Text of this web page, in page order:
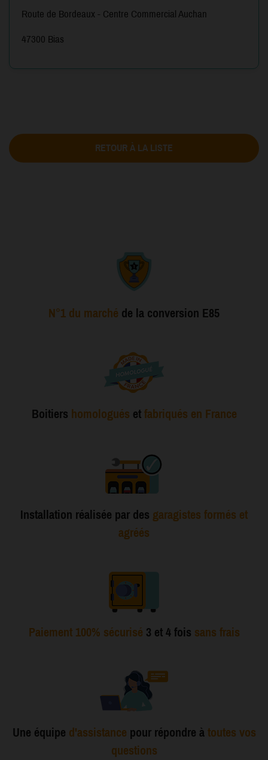
Route de Bordeaux - Centre Commercial Auchan
47300 Bias
RETOUR À LA LISTE
N°1 du marché de la conversion E85
Boitiers homologués et fabriqués en France
Installation réalisée par des garagistes formés et
agréés
Paiement 100% sécurisé 3 et 4 fois sans frais
Une équipe d'assistance pour répondre à toutes vos
questions